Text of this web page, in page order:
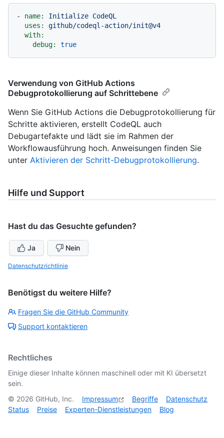
- name: Initialize CodeQL
uses:
github/codeql-action/init@v4
with:
debug:
true
Verwendung von GitHub Actions
Debugprotokollierung auf Schrittebene
Wenn Sie GitHub Actions die Debugprotokollierung für
Schritte aktivieren, erstellt CodeQL auch
Debugartefakte und lädt sie im Rahmen der
Workflowausführung hoch. Anweisungen finden Sie
unter Aktivieren der Schritt-Debugprotokollierung.
Hilfe und Support
Hast du das Gesuchte gefunden?
Ja Nein
Datenschutzrichtlinie
Benötigst du weitere Hilfe?
Fragen Sie die GitHub Community
Support kontaktieren
Rechtliches
Einige dieser Inhalte können maschinell oder mit KI übersetzt
sein.
© 2026 GitHub, Inc. Impressum Begriffe
Datenschutz
Status
Preise Experten-Dienstleistungen Blog